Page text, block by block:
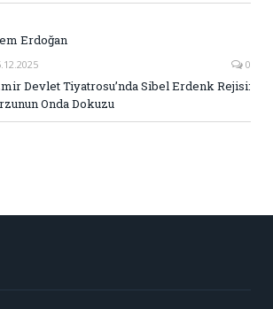
Erdoğan
0
Devlet Tiyatrosu’nda Sibel Erdenk Rejisi:
Onda Dokuzu